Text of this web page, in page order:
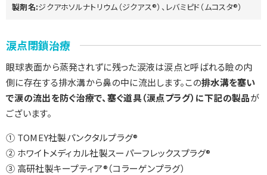
製剤名:ジクアホソルナトリウム（ジクアス®）、レバミピド（ムコスタ®）
涙点閉鎖治療
眼球表面から蒸発されずに残った涙液は涙点と呼ばれる瞼の内
側に存在する排水溝から鼻の中に流出します。この排水溝を塞い
で涙の流出を防ぐ治療で、塞ぐ道具（涙点プラグ）に下記の製品が
ございます。
① TOMEY社製パンクタルプラグ®
② ホワイトメディカル社製スーパーフレックスプラグ®
③ 高研社製キープティア®（コラーゲンプラグ）